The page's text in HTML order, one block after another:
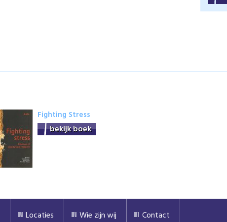
Fighting Stress
bekijk boek
Locaties Wie zijn wij Contact